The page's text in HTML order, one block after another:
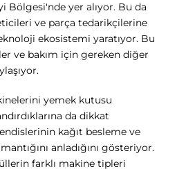
Bölgesi'nde yer alıyor. Bu da
ve parça tedarikçilerine
ekosistemi yaratıyor. Bu
ve bakım için gereken diğer
yemek kutusu
da dikkat
kağıt besleme ve
anladığını gösteriyor.
farklı makine tipleri